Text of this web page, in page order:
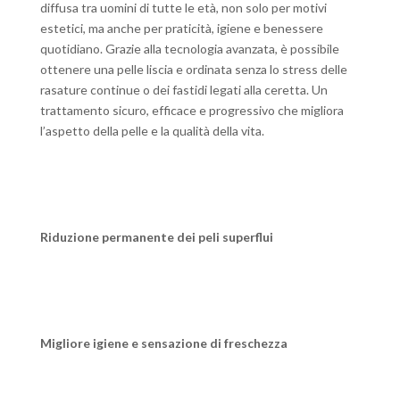
diffusa tra uomini di tutte le età, non solo per motivi
estetici, ma anche per praticità, igiene e benessere
quotidiano. Grazie alla tecnologia avanzata, è possibile
ottenere una pelle liscia e ordinata senza lo stress delle
rasature continue o dei fastidi legati alla ceretta. Un
trattamento sicuro, efficace e progressivo che migliora
l’aspetto della pelle e la qualità della vita.
Riduzione permanente dei peli superflui
Migliore igiene e sensazione di freschezza